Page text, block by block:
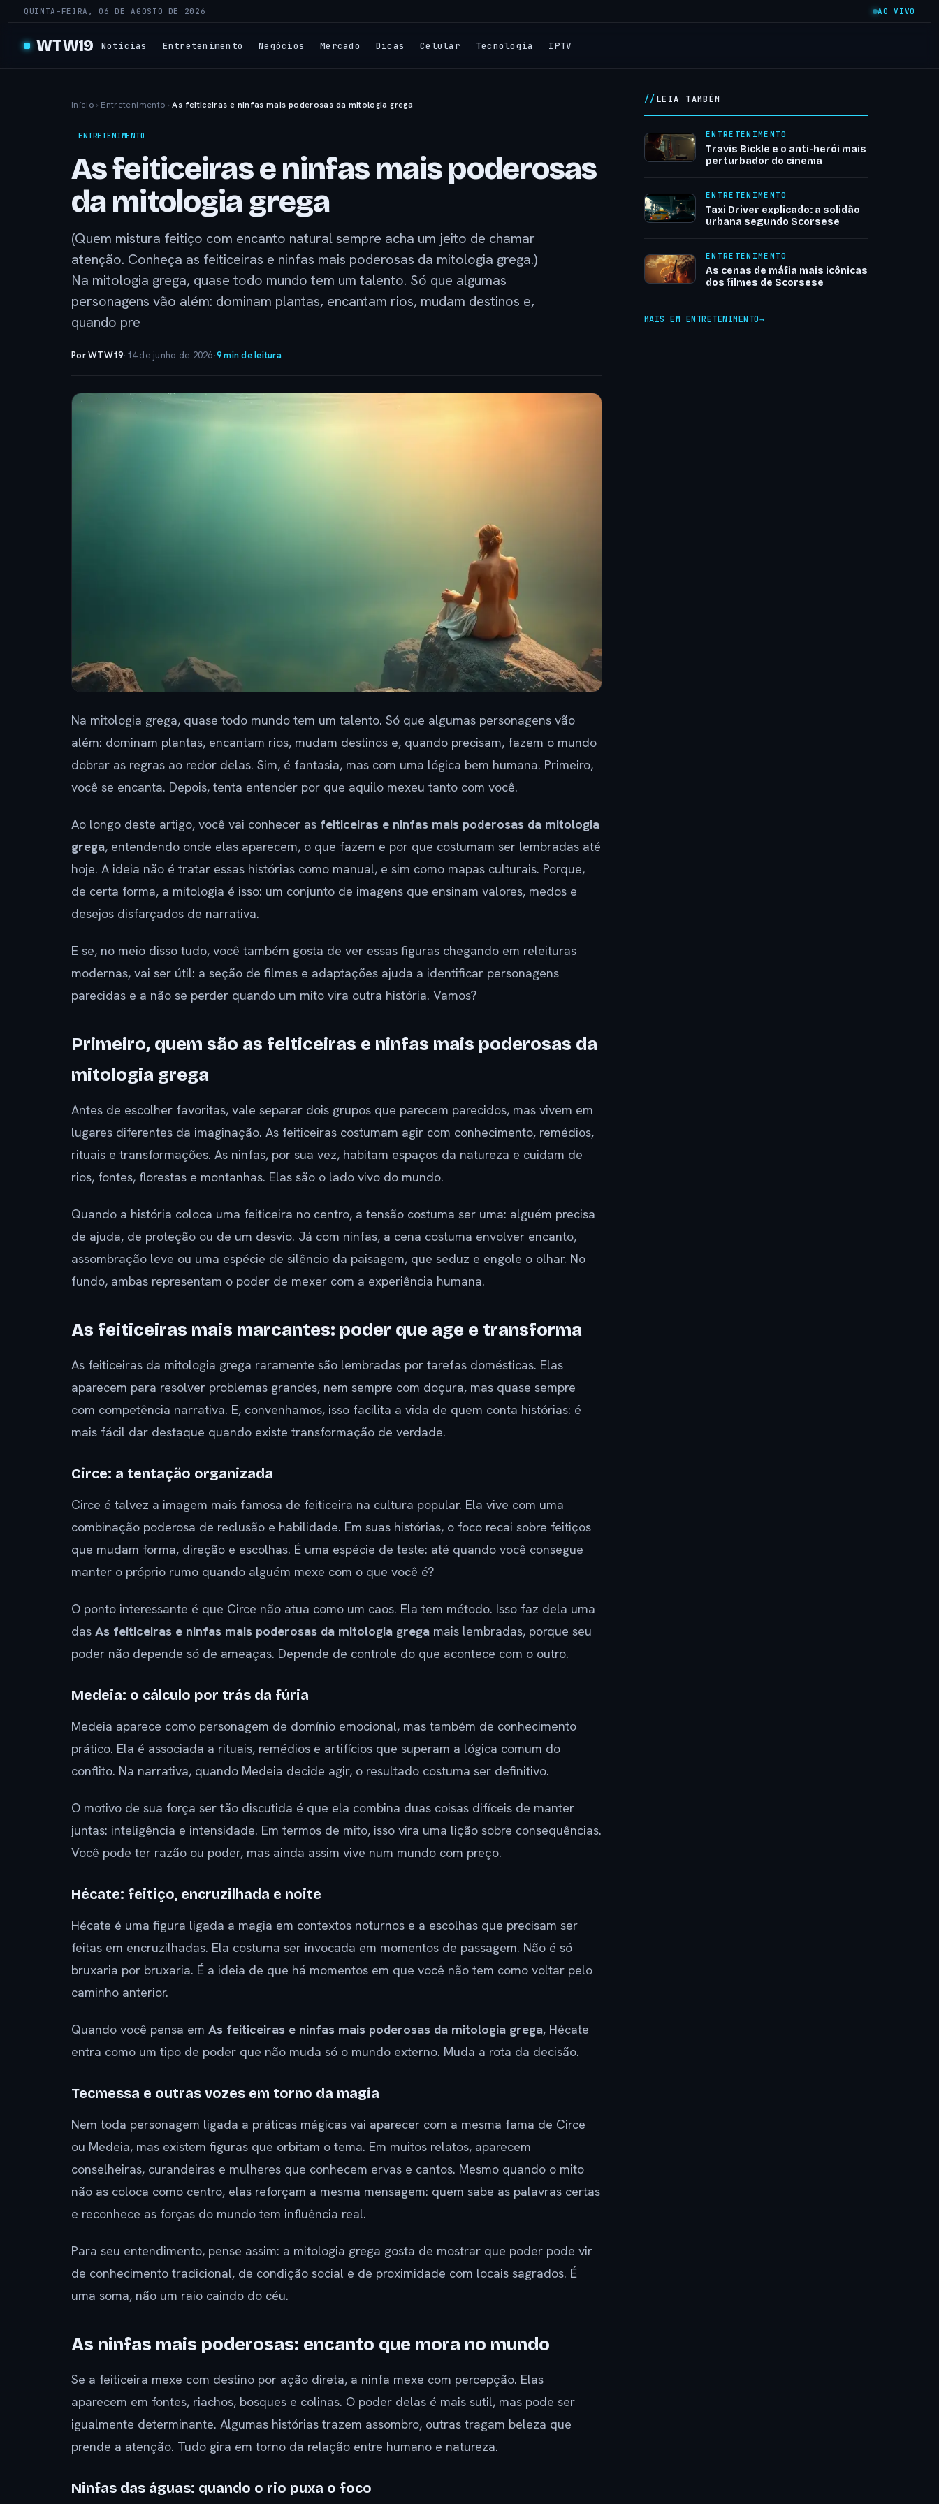
QUINTA-FEIRA, 06 DE AGOSTO DE 2026 AO VIVO
WTW19 Notícias Entretenimento Negócios Mercado Dicas Celular Tecnologia IPTV
Início › Entretenimento › As feiticeiras e ninfas mais poderosas da mitologia grega
ENTRETENIMENTO
As feiticeiras e ninfas mais poderosas
da mitologia grega
(Quem mistura feitiço com encanto natural sempre acha um jeito de chamar
atenção. Conheça as feiticeiras e ninfas mais poderosas da mitologia grega.)
Na mitologia grega, quase todo mundo tem um talento. Só que algumas
personagens vão além: dominam plantas, encantam rios, mudam destinos e,
quando pre
Por WTW19· 14 de junho de 2026·9 min de leitura
Na mitologia grega, quase todo mundo tem um talento. Só que algumas personagens vão
além: dominam plantas, encantam rios, mudam destinos e, quando precisam, fazem o mundo
dobrar as regras ao redor delas. Sim, é fantasia, mas com uma lógica bem humana. Primeiro,
você se encanta. Depois, tenta entender por que aquilo mexeu tanto com você.
Ao longo deste artigo, você vai conhecer as feiticeiras e ninfas mais poderosas da mitologia
grega, entendendo onde elas aparecem, o que fazem e por que costumam ser lembradas até
hoje. A ideia não é tratar essas histórias como manual, e sim como mapas culturais. Porque,
de certa forma, a mitologia é isso: um conjunto de imagens que ensinam valores, medos e
desejos disfarçados de narrativa.
E se, no meio disso tudo, você também gosta de ver essas figuras chegando em releituras
modernas, vai ser útil: a seção de filmes e adaptações ajuda a identificar personagens
parecidas e a não se perder quando um mito vira outra história. Vamos?
Primeiro, quem são as feiticeiras e ninfas mais poderosas da
mitologia grega
Antes de escolher favoritas, vale separar dois grupos que parecem parecidos, mas vivem em
lugares diferentes da imaginação. As feiticeiras costumam agir com conhecimento, remédios,
rituais e transformações. As ninfas, por sua vez, habitam espaços da natureza e cuidam de
rios, fontes, florestas e montanhas. Elas são o lado vivo do mundo.
Quando a história coloca uma feiticeira no centro, a tensão costuma ser uma: alguém precisa
de ajuda, de proteção ou de um desvio. Já com ninfas, a cena costuma envolver encanto,
assombração leve ou uma espécie de silêncio da paisagem, que seduz e engole o olhar. No
fundo, ambas representam o poder de mexer com a experiência humana.
As feiticeiras mais marcantes: poder que age e transforma
As feiticeiras da mitologia grega raramente são lembradas por tarefas domésticas. Elas
aparecem para resolver problemas grandes, nem sempre com doçura, mas quase sempre
com competência narrativa. E, convenhamos, isso facilita a vida de quem conta histórias: é
mais fácil dar destaque quando existe transformação de verdade.
Circe: a tentação organizada
Circe é talvez a imagem mais famosa de feiticeira na cultura popular. Ela vive com uma
combinação poderosa de reclusão e habilidade. Em suas histórias, o foco recai sobre feitiços
que mudam forma, direção e escolhas. É uma espécie de teste: até quando você consegue
manter o próprio rumo quando alguém mexe com o que você é?
O ponto interessante é que Circe não atua como um caos. Ela tem método. Isso faz dela uma
das As feiticeiras e ninfas mais poderosas da mitologia grega mais lembradas, porque seu
poder não depende só de ameaças. Depende de controle do que acontece com o outro.
Medeia: o cálculo por trás da fúria
Medeia aparece como personagem de domínio emocional, mas também de conhecimento
prático. Ela é associada a rituais, remédios e artifícios que superam a lógica comum do
conflito. Na narrativa, quando Medeia decide agir, o resultado costuma ser definitivo.
O motivo de sua força ser tão discutida é que ela combina duas coisas difíceis de manter
juntas: inteligência e intensidade. Em termos de mito, isso vira uma lição sobre consequências.
Você pode ter razão ou poder, mas ainda assim vive num mundo com preço.
Hécate: feitiço, encruzilhada e noite
Hécate é uma figura ligada a magia em contextos noturnos e a escolhas que precisam ser
feitas em encruzilhadas. Ela costuma ser invocada em momentos de passagem. Não é só
bruxaria por bruxaria. É a ideia de que há momentos em que você não tem como voltar pelo
caminho anterior.
Quando você pensa em As feiticeiras e ninfas mais poderosas da mitologia grega, Hécate
entra como um tipo de poder que não muda só o mundo externo. Muda a rota da decisão.
Tecmessa e outras vozes em torno da magia
Nem toda personagem ligada a práticas mágicas vai aparecer com a mesma fama de Circe
ou Medeia, mas existem figuras que orbitam o tema. Em muitos relatos, aparecem
conselheiras, curandeiras e mulheres que conhecem ervas e cantos. Mesmo quando o mito
não as coloca como centro, elas reforçam a mesma mensagem: quem sabe as palavras certas
e reconhece as forças do mundo tem influência real.
Para seu entendimento, pense assim: a mitologia grega gosta de mostrar que poder pode vir
de conhecimento tradicional, de condição social e de proximidade com locais sagrados. É
uma soma, não um raio caindo do céu.
As ninfas mais poderosas: encanto que mora no mundo
Se a feiticeira mexe com destino por ação direta, a ninfa mexe com percepção. Elas
aparecem em fontes, riachos, bosques e colinas. O poder delas é mais sutil, mas pode ser
igualmente determinante. Algumas histórias trazem assombro, outras tragam beleza que
prende a atenção. Tudo gira em torno da relação entre humano e natureza.
Ninfas das águas: quando o rio puxa o foco
LEIA TAMBÉM
ENTRETENIMENTO
Travis Bickle e o anti-herói mais
perturbador do cinema
ENTRETENIMENTO
Taxi Driver explicado: a solidão
urbana segundo Scorsese
ENTRETENIMENTO
As cenas de máfia mais icônicas
dos filmes de Scorsese
MAIS EM ENTRETENIMENTO